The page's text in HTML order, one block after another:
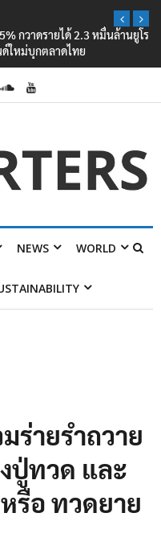
กวาดรายได้ 2.3 หมื่นล้านยูโร
ด์ใหม่บุกตลาดไทย
NEWS WORLD
ร่ายรำถวาย
ปู่ทวด และ
รือ ทวดยาย